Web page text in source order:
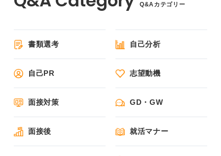
Q&Aカテゴリー
書類選考 自己分析
自己PR 志望動機
面接対策 GD・GW
面接後 就活マナー